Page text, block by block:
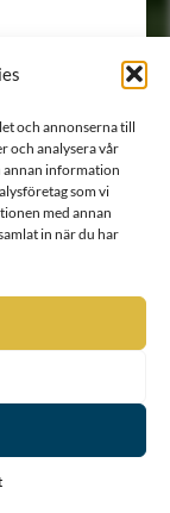
och annonserna till
och analysera vår
annan information
som vi
med annan
in när du har